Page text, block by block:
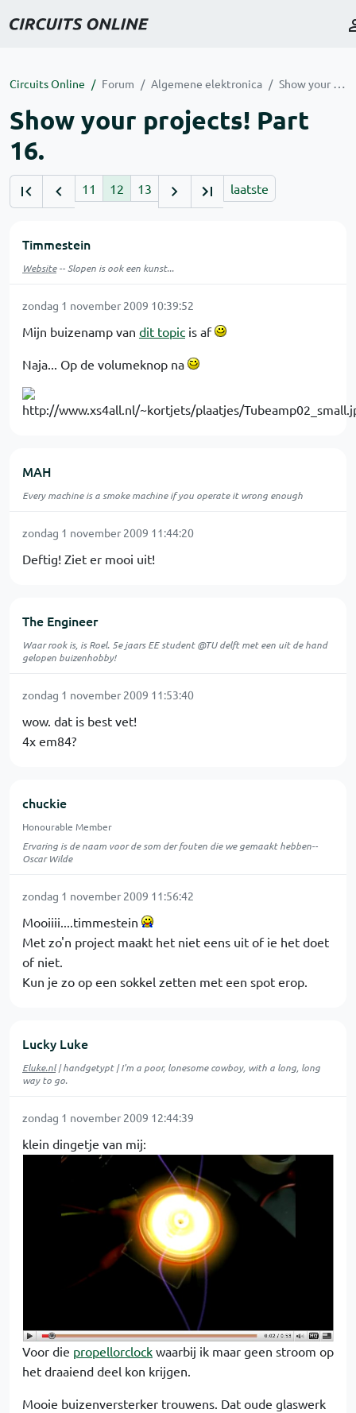
Circuits Online Forum Algemene elektronica Show your projects! Part 16.
Show your projects! Part
16.
11 12 13 laatste
Timmestein
Website-- Slopen is ook een kunst...
zondag 1 november 2009 10:39:52
Mijn buizenamp van dit topic is af
Naja... Op de volumeknop na
MAH
Every machine is a smoke machine if you operate it wrong enough
zondag 1 november 2009 11:44:20
Deftig! Ziet er mooi uit!
The Engineer
Waar rook is, is Roel. 5e jaars EE student @TU delft met een uit de hand
gelopen buizenhobby!
zondag 1 november 2009 11:53:40
wow. dat is best vet!
4x em84?
chuckie
Honourable Member
Ervaring is de naam voor de som der fouten die we gemaakt hebben--
Oscar Wilde
zondag 1 november 2009 11:56:42
Mooiiii....timmestein
Met zo'n project maakt het niet eens uit of ie het doet
of niet.
Kun je zo op een sokkel zetten met een spot erop.
Lucky Luke
Eluke.nl| handgetypt | I'm a poor, lonesome cowboy, with a long, long
way to go.
zondag 1 november 2009 12:44:39
klein dingetje van mij:
Voor die propellorclock waarbij ik maar geen stroom op
het draaiend deel kon krijgen.
Mooie buizenversterker trouwens. Dat oude glaswerk